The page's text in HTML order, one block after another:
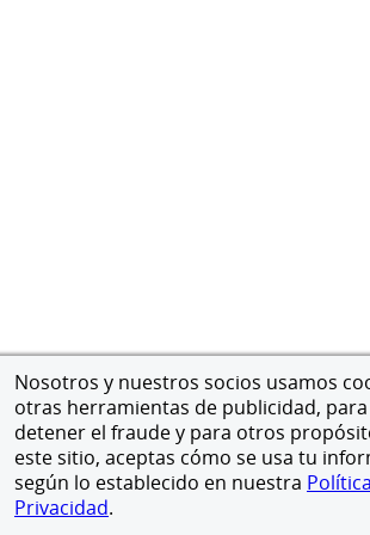
Nosotros y nuestros socios usamos
otras herramientas de publicidad,
detener el fraude y para otros
este sitio, aceptas cómo se usa tu
según lo establecido en nuestra
Privacidad.